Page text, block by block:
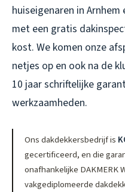
huiseigenaren in
met een gratis
kost. We komen onze
netjes op en ook na de
10 jaar schriftelijke
werkzaamheden.
Ons dakdekkersbedrijf is
gecertificeerd, en die
onafhankelijke DAKMERK
vakgediplomeerde